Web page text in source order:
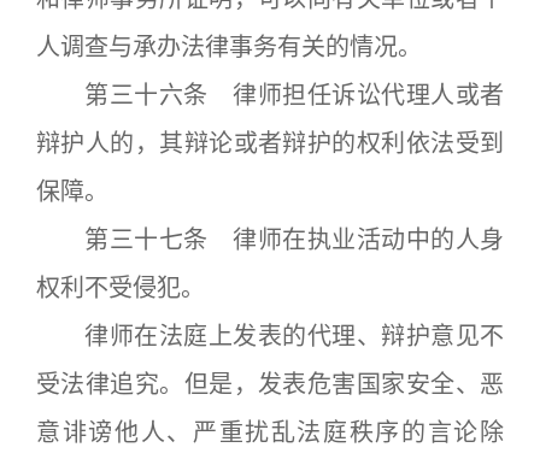
人调查与承办法律事务有关的情况。
第三十六条 律师担任诉讼代理人或者
辩护人的，其辩论或者辩护的权利依法受到
保障。
第三十七条 律师在执业活动中的人身
权利不受侵犯。
律师在法庭上发表的代理、辩护意见不
受法律追究。但是，发表危害国家安全、恶
意诽谤他人、严重扰乱法庭秩序的言论除